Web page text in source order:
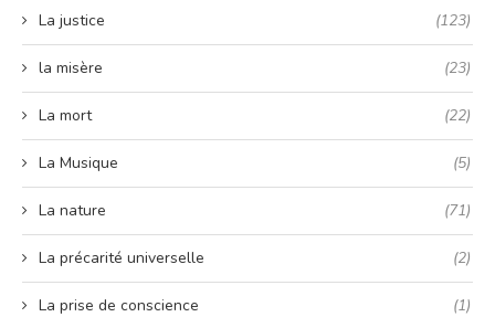
La justice (123)
la misère (23)
La mort (22)
La Musique (5)
La nature (71)
La précarité universelle (2)
La prise de conscience (1)